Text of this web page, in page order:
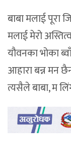
बाबा मलाई पूरा
मलाई मेरो
यौवनका भोका
आहारा बन्न मन
त्यसैले बाबा, म